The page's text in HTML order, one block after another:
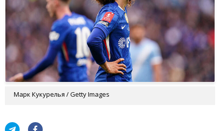
Марк Кукурелья / Getty Images